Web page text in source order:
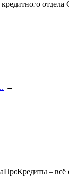
кредитного
→
– всё